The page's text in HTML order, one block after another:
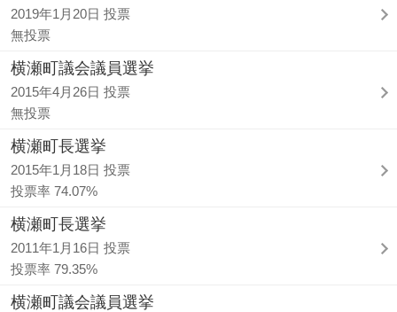
2019年1月20日 投票
無投票
横瀬町議会議員選挙
2015年4月26日 投票
無投票
横瀬町長選挙
2015年1月18日 投票
投票率 74.07%
横瀬町長選挙
2011年1月16日 投票
投票率 79.35%
横瀬町議会議員選挙